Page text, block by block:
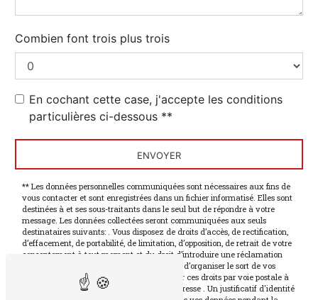
Combien font trois plus trois
En cochant cette case, j'accepte les conditions
particulières ci-dessous **
ENVOYER
** Les données personnelles communiquées sont nécessaires aux fins de
vous contacter et sont enregistrées dans un fichier informatisé. Elles sont
destinées à et ses sous-traitants dans le seul but de répondre à votre
message. Les données collectées seront communiquées aux seuls
destinataires suivants: . Vous disposez de droits d’accès, de rectification,
d’effacement, de portabilité, de limitation, d’opposition, de retrait de votre
consentement à tout moment et du droit d’introduire une réclamation
auprès d’une autorité de contrôle, ainsi que d’organiser le sort de vos
données post-mortem. Vous pouvez exercer ces droits par voie postale à
l'adresse ou par courrier électronique à l'adresse . Un justificatif d'identité